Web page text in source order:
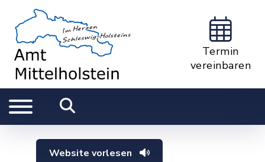
Termin
vereinbaren
Website vorlesen